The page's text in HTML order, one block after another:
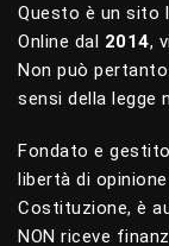
Questo è un sito
Online dal 2014,
Non può
sensi della legge
Fondato e
libertà di
Costituzione, è
NON riceve